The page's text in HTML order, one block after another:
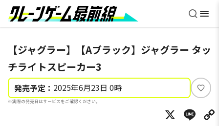
【ジャグラー】【Aブラック】ジャグラー タッ
チライトスピーカー3
発売予定： 2025年6月23日 0時
※実際の発売日はサービスをご確認ください。
い
ね
X